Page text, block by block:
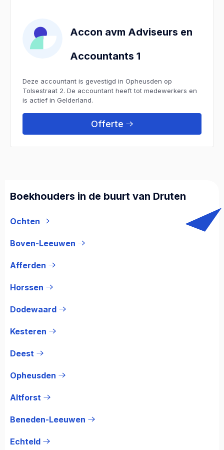
Accon avm Adviseurs en
Accountants 1
Deze accountant is gevestigd in Opheusden op
Tolsestraat 2. De accountant heeft tot medewerkers en
is actief in Gelderland.
Offerte
Boekhouders in de buurt van Druten
Ochten
Boven-Leeuwen
Afferden
Horssen
Dodewaard
Kesteren
Deest
Opheusden
Altforst
Beneden-Leeuwen
Echteld